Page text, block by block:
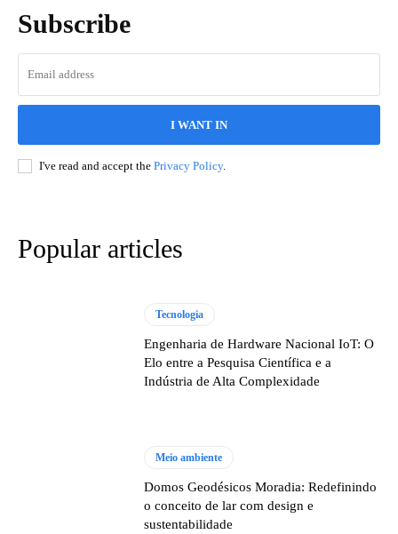
Subscribe
I WANT IN
I've read and accept the Privacy Policy.
Popular articles
Tecnologia
Engenharia de Hardware Nacional IoT: O
Elo entre a Pesquisa Científica e a
Indústria de Alta Complexidade
Meio ambiente
Domos Geodésicos Moradia: Redefinindo
o conceito de lar com design e
sustentabilidade